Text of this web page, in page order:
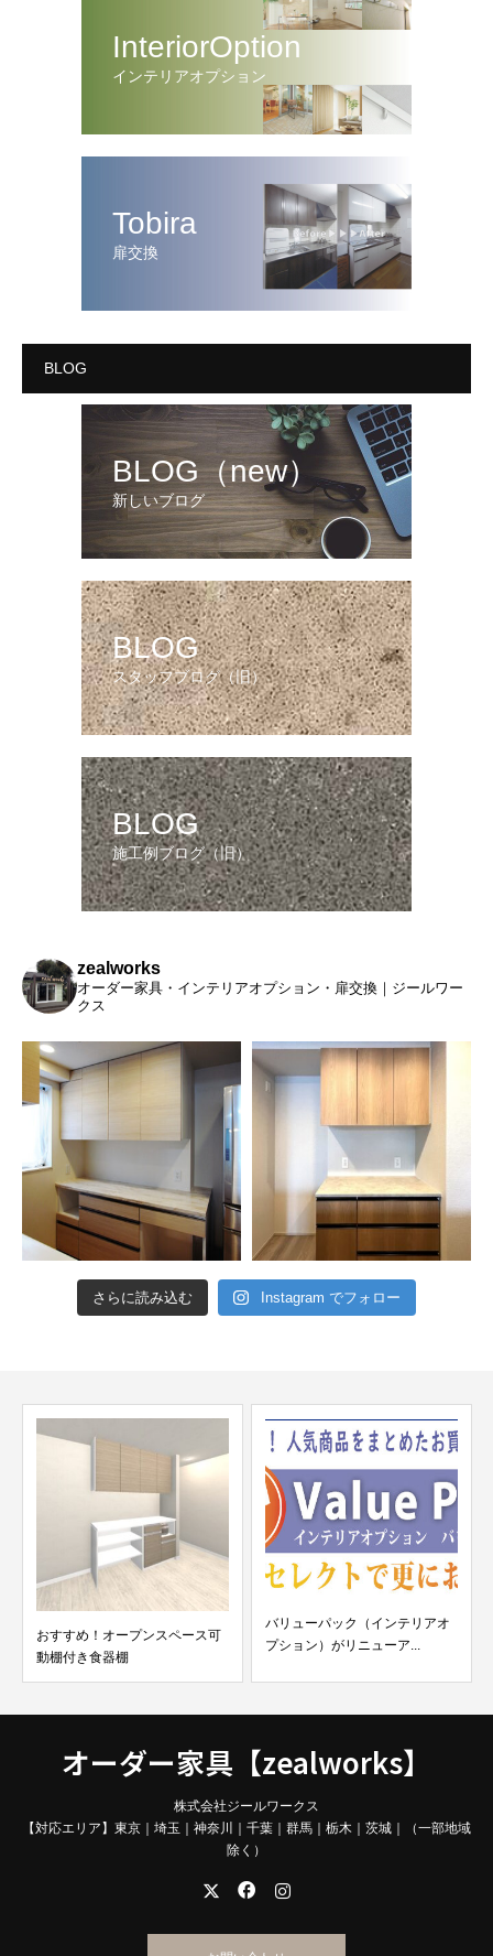
InteriorOption
インテリアオプション
Tobira
扉交換
BLOG
BLOG（new）
新しいブログ
BLOG
スタッフブログ（旧）
BLOG
施工例ブログ（旧）
zealworks
オーダー家具・インテリアオプション・扉交換｜ジールワー
クス
さらに読み込む Instagram でフォロー
おすすめ！オープンスペース可
動棚付き食器棚
バリューパック（インテリアオ
プション）がリニューア...
オーダー家具【zealworks】
株式会社ジールワークス
【対応エリア】東京｜埼玉｜神奈川｜千葉｜群馬｜栃木｜茨城｜（一部地域
除く）